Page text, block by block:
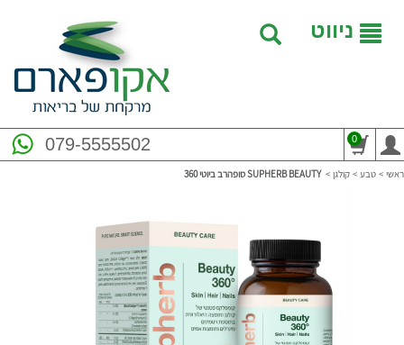
ניווט
079-5555502 0
ראשי > טבע > קולגן > ‎SUPHERB‎ ‎BEAUTY‎ ‎ סופהרב ביוטי 360